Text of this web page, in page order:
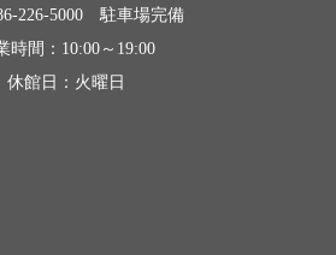
226-5000 駐車場完備
時間：10:00～19:00
休館日：火曜日